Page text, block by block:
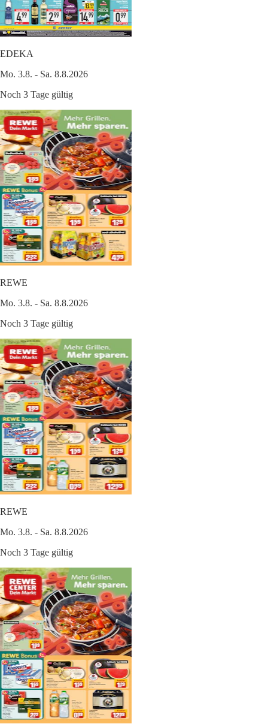
EDEKA
Mo. 3.8. - Sa. 8.8.2026
Noch 3 Tage gültig
REWE
Mo. 3.8. - Sa. 8.8.2026
Noch 3 Tage gültig
REWE
Mo. 3.8. - Sa. 8.8.2026
Noch 3 Tage gültig